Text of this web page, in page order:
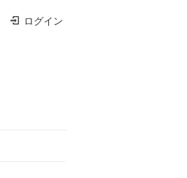
ログイン